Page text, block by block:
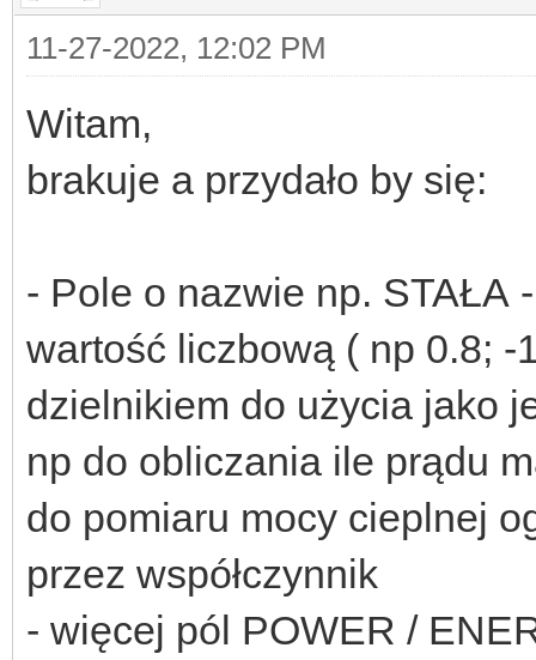
11-27-2022, 12:02 PM
Witam,
brakuje a przydało by się:
- Pole o nazwie np. STAŁA
wartość liczbową ( np 0.8;
dzielnikiem do użycia jako
np do obliczania ile prądu
do pomiaru mocy cieplnej
przez współczynnik
- więcej pól POWER /